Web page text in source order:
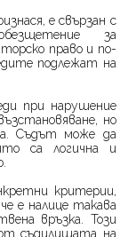
е свързан с
за
право и по-
подлежат на
при нарушение
но
Съдът може да
са логична и
критерии,
е налице такава
връзка. Този
съдилищата на